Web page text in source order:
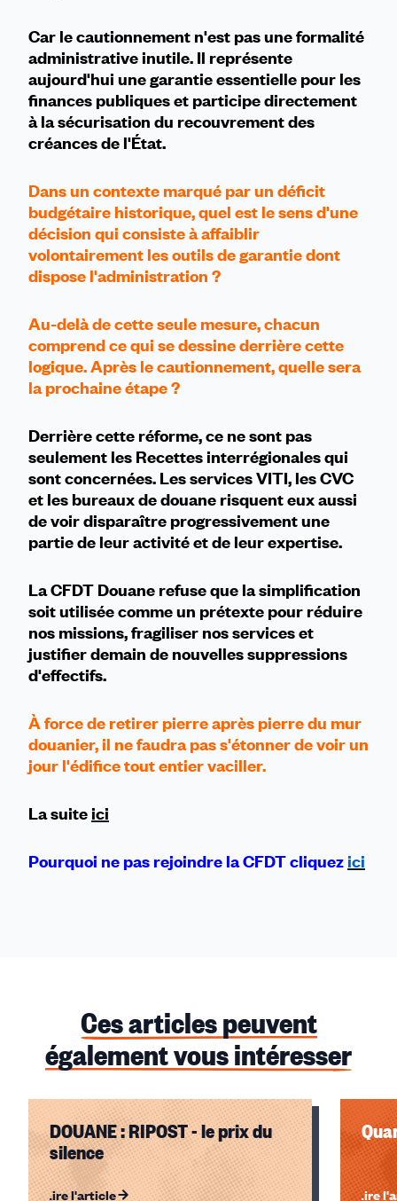
Car le cautionnement n'est pas une formalité
administrative inutile. Il représente
aujourd'hui une garantie essentielle pour les
finances publiques et participe directement
à la sécurisation du recouvrement des
créances de l'État.
Dans un contexte marqué par un déficit
budgétaire historique, quel est le sens d'une
décision qui consiste à affaiblir
volontairement les outils de garantie dont
dispose l'administration ?
Au-delà de cette seule mesure, chacun
comprend ce qui se dessine derrière cette
logique. Après le cautionnement, quelle sera
la prochaine étape ?
Derrière cette réforme, ce ne sont pas
seulement les Recettes interrégionales qui
sont concernées. Les services VITI, les CVC
et les bureaux de douane risquent eux aussi
de voir disparaître progressivement une
partie de leur activité et de leur expertise.
La CFDT Douane refuse que la simplification
soit utilisée comme un prétexte pour réduire
nos missions, fragiliser nos services et
justifier demain de nouvelles suppressions
d'effectifs.
À force de retirer pierre après pierre du mur
douanier, il ne faudra pas s'étonner de voir un
jour l'édifice tout entier vaciller.
La suite ici
Pourquoi ne pas rejoindre la CFDT cliquez ici
Ces articles peuvent
également vous intéresser
DOUANE : RIPOST - le prix du
silence
Lire l'article Lire